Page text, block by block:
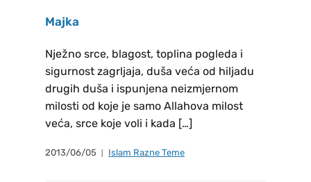
Majka
Nježno srce, blagost, toplina pogleda i
sigurnost zagrljaja, duša veća od hiljadu
drugih duša i ispunjena neizmjernom
milosti od koje je samo Allahova milost
veća, srce koje voli i kada […]
2013/06/05 Islam Razne Teme